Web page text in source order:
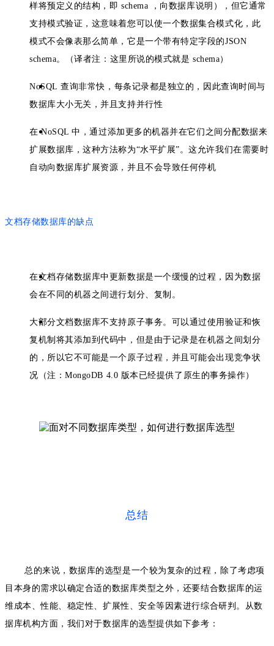
样将预定义的结构，即 schema ，向数据库说明），但它通常
支持模式验证，这意味着您可以使一个数据集合模式化，此
模式不会像表那么简单，它是一个带有特定字段的JSON
schema。（译者注：这里所说的模式就是 schema）
NoSQL 查询非常快，每条记录都是独立的，因此查询时间与
数据库大小无关，并且支持并行性
在 NoSQL 中，通过添加更多的机器并在它们之间分配数据来
扩展数据库，这种方法称为“水平扩展”。这允许我们在需要时
自动向数据库扩展资源，并且不会导致任何停机
文档存储数据库的缺点
在文档存储数据库中更新数据是一个缓慢的过程，因为数据
会在不同的机器之间进行划分、复制。
大部分文档数据库不支持原子事务。可以通过使用验证和恢
复机制将其添加到代码中，但是由于记录是在机器之间划分
的，所以它不可能是一个原子过程，并且可能会出现竞争状
况（注：MongoDB 4.0 版本已经提供了原生的事务操作）
总结
总的来说，数据库的选型是一个较为复杂的过程，除了考虑项
目本身的需求以确定合适的数据库类型之外，还要结合数据库的运
维成本、性能、稳定性、扩展性、安全等因素进行综合研判。从数
据库机构方面，我们对于数据库的选型提供如下参考：